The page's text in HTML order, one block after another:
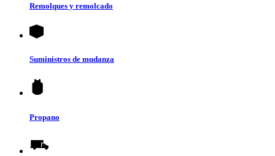
Remolques y remolcado
Suministros de mudanza
Propano